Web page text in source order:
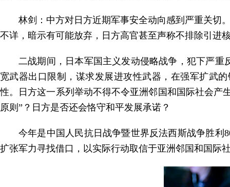
林剑：中方对日方近期军事安全动向感到严重关切
不详，暗示有可能放弃，日方高官甚至声称不排除引进
二战期间，日本军国主义发动侵略战争，犯下严
宽武器出口限制，谋求发展进攻性武器，在强军扩武
性。日方这一系列举动不得不令亚洲邻国和国际社会产
原则”？日方是否还会恪守和平发展承诺？
今年是中国人民抗日战争暨世界反法西斯战争胜
扩张军力寻找借口，以实际行动取信于亚洲邻国和国际